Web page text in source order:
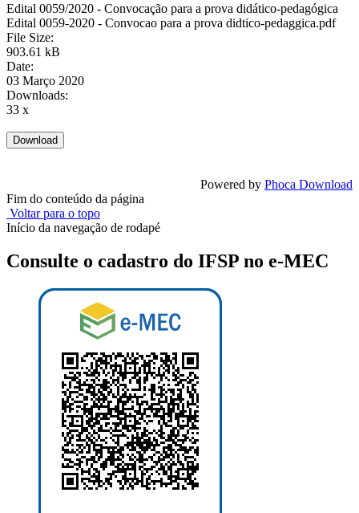
Edital 0059/2020 - Convocação para a prova didático-pedagógica
Edital 0059-2020 - Convocao para a prova didtico-pedaggica.pdf
File Size:
903.61 kB
Date:
03 Março 2020
Downloads:
33 x
Powered by Phoca Download
Fim do conteúdo da página
Voltar para o topo
Início da navegação de rodapé
Consulte o cadastro do IFSP no e-MEC